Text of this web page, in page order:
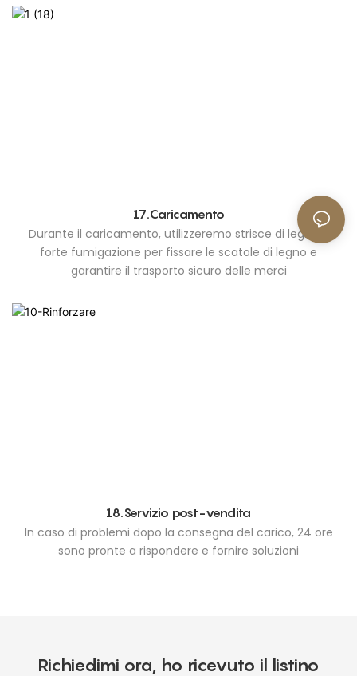
17.Caricamento
Durante il caricamento, utilizzeremo strisce di legno a
forte fumigazione per fissare le scatole di legno e
garantire il trasporto sicuro delle merci
18.Servizio post-vendita
In caso di problemi dopo la consegna del carico, 24 ore
sono pronte a rispondere e fornire soluzioni
Richiedimi ora, ho ricevuto il listino